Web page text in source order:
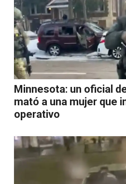
Minnesota: un oficial
mató a una mujer que
operativo